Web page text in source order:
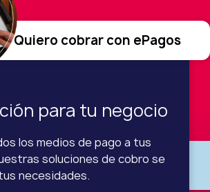
Quiero cobrar con ePagos
para tu negocio
los medios de pago a tus
soluciones de cobro se
necesidades.